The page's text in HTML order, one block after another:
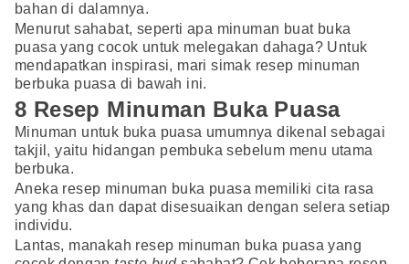
bahan di dalamnya.
Menurut sahabat, seperti apa minuman buat buka
puasa yang cocok untuk melegakan dahaga? Untuk
mendapatkan inspirasi, mari simak resep minuman
berbuka puasa di bawah ini.
8 Resep Minuman Buka Puasa
Minuman untuk buka puasa umumnya dikenal sebagai
takjil, yaitu hidangan pembuka sebelum menu utama
berbuka.
Aneka resep minuman buka puasa memiliki cita rasa
yang khas dan dapat disesuaikan dengan selera setiap
individu.
Lantas, manakah resep minuman buka puasa yang